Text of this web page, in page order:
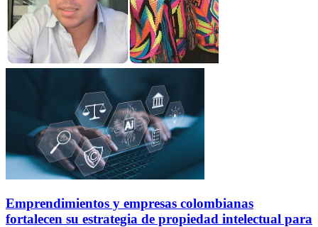
Emprendimientos y empresas colombianas
fortalecen su estrategia de propiedad intelectual para